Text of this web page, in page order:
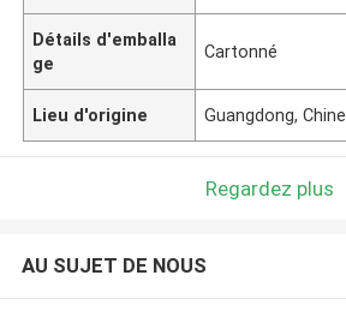
Détails d'emballa
ge
Cartonné
Lieu d'origine Guangdong, Chine
Regardez plus
AU SUJET DE NOUS